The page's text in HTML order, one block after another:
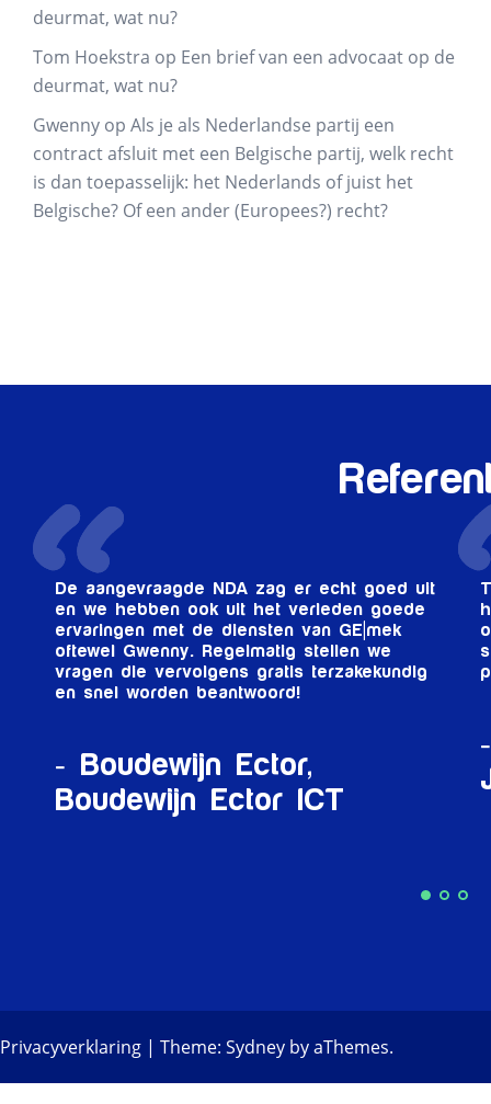
deurmat, wat nu?
Tom Hoekstra op Een brief van een advocaat op de
deurmat, wat nu?
Gwenny op Als je als Nederlandse partij een
contract afsluit met een Belgische partij, welk recht
is dan toepasselijk: het Nederlands of juist het
Belgische? Of een ander (Europees?) recht?
goed uit
goede
we
Tot op heden ervaren wij Gwenny als
hardwerkende, kundige, loyale en
ondernemende jongedame die haar
serieus neemt. Bovendien is zij een
prettig persoon om mee samen te
Brenda Suurland,
HBO
Juristen
Privacyverklaring | Theme: Sydney by aThemes.